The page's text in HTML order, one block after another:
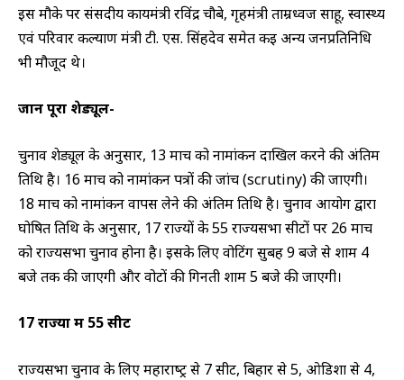
इस मौके पर संसदीय कार्यमंत्री रविंद्र चौबे, गृहमंत्री ताम्रध्वज साहू, स्वास्थ्य
एवं परिवार कल्याण मंत्री टी. एस. सिंहदेव समेत कई अन्‍य जनप्रतिनिधि
भी मौजूद थे।
जानें पूरा शेड्यूल-
चुनाव शेड्यूल के अनुसार, 13 मार्च को नामांकन दाखिल करने की अंतिम
तिथि है। 16 मार्च को नामांकन पत्रों की जांच (scrutiny) की जाएगी।
18 मार्च को नामांकन वापस लेने की अंतिम तिथि है। चुनाव आयोग द्वारा
घोषित तिथि के अनुसार, 17 राज्‍यों के 55 राज्‍यसभा सीटों पर 26 मार्च
को राज्‍यसभा चुनाव होना है। इसके लिए वोटिंग सुबह 9 बजे से शाम 4
बजे तक की जाएगी और वोटों की गिनती शाम 5 बजे की जाएगी।
17 राज्‍यों में 55 सीट
राज्‍यसभा चुनाव के लिए महाराष्‍ट्र से 7 सीट, बिहार से 5, ओडिशा से 4,